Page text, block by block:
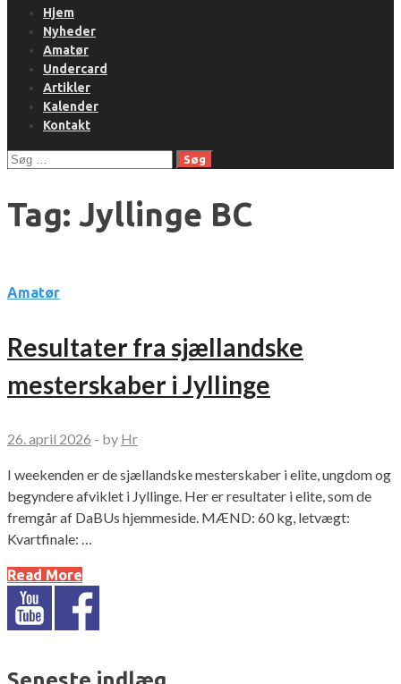
Hjem
Nyheder
Amatør
Undercard
Artikler
Kalender
Kontakt
Søg
Tag: Jyllinge BC
Amatør
Resultater fra sjællandske
mesterskaber i Jyllinge
26. april 2026 - by Hr
I weekenden er de sjællandske mesterskaber i elite, ungdom og
begyndere afviklet i Jyllinge. Her er resultater i elite, som de
fremgår af DaBUs hjemmeside. MÆND: 60 kg, letvægt:
Kvartfinale: …
Read More